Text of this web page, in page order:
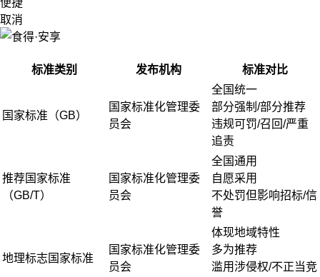
便捷
取消
标准类别 发布机构 标准对比
国家标准（GB）
国家标准化管理委
员会
全国统一
部分强制/部分推荐
违规可罚/召回/严重
追责
推荐国家标准
（GB/T）
国家标准化管理委
员会
全国通用
自愿采用
不处罚但影响招标/信
誉
地理标志国家标准
国家标准化管理委
员会
体现地域特性
多为推荐
滥用涉侵权/不正当竞